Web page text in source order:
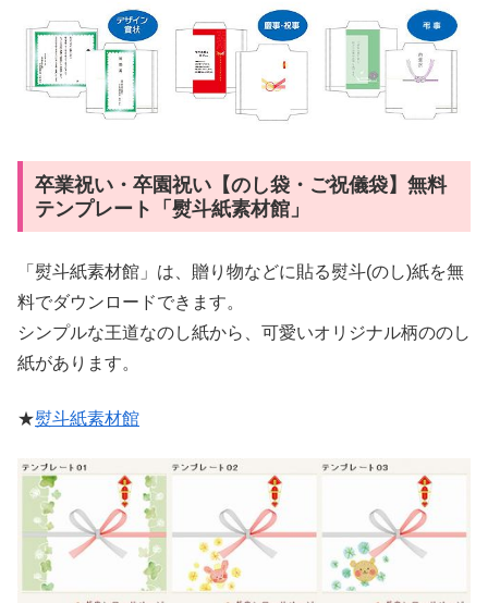
卒業祝い・卒園祝い【のし袋・ご祝儀袋】無料
テンプレート「熨斗紙素材館」
「熨斗紙素材館」は、贈り物などに貼る熨斗(のし)紙を無
料でダウンロードできます。
シンプルな王道なのし紙から、可愛いオリジナル柄ののし
紙があります。
★熨斗紙素材館